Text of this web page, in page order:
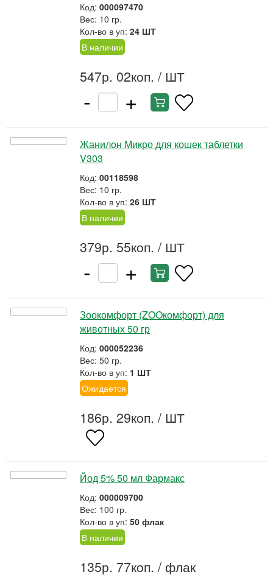
Код: 000097470
Вес: 10 гр.
Кол-во в уп: 24 ШТ
В наличии
547р. 02коп. / ШТ
- +
Жанилон Микро для кошек таблетки
V303
Код: 00118598
Вес: 10 гр.
Кол-во в уп: 26 ШТ
В наличии
379р. 55коп. / ШТ
- +
Зоокомфорт (ZOOкомфорт) для
животных 50 гр
Код: 000052236
Вес: 50 гр.
Кол-во в уп: 1 ШТ
Ожидается
186р. 29коп. / ШТ
Йод 5% 50 мл Фармакс
Код: 000009700
Вес: 100 гр.
Кол-во в уп: 50 флак
В наличии
135р. 77коп. / флак